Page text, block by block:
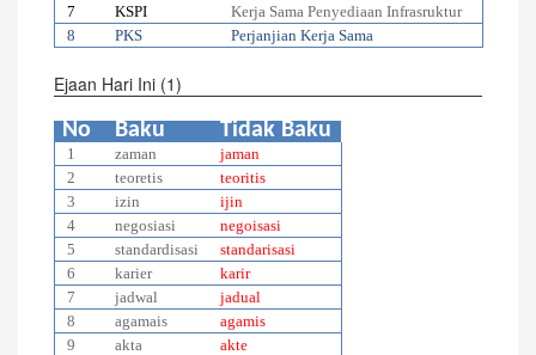
7
KSPI
Kerja Sama Penyediaan Infrasruktur
8
PKS Perjanjian Kerja Sama
Ejaan Hari Ini (1)
No
Baku Tidak Baku
1 zaman
jaman
2
teoretis
teoritis
3
izin
ijin
4
negosiasi
negoisasi
5
standardisasi
standarisasi
6
karier
karir
7
jadwal
jadual
8
agamais
agamis
9
akta
akte